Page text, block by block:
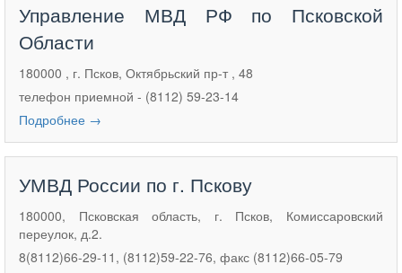
Управление МВД РФ по Псковской
Области
180000 , г. Псков, Октябрьский пр-т , 48
телефон приемной - (8112) 59-23-14
Подробнее →
УМВД России по г. Пскову
180000, Псковская область, г. Псков, Комиссаровский
переулок, д.2.
8(8112)66-29-11, (8112)59-22-76, факс (8112)66-05-79